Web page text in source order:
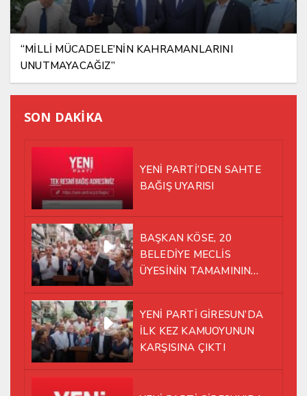
“MİLLİ MÜCADELE’NİN KAHRAMANLARINI
UNUTMAYACAĞIZ”
SON DAKİKA
YENİ PARTİ’DEN SAHTE
BAĞIŞ UYARISI
BAŞKAN KÖSE, 20
BELEDİYE MECLİS
ÜYESİNİN TAMAMININ
YÜRÜMEYE KARAR VERDİK
YENİ PARTİ GİRESUN’DA
İLK KEZ KAMUOYUNUN
KARŞISINA ÇIKTI